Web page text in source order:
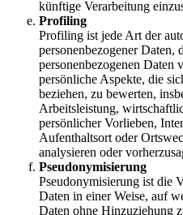
künftige Verarbeitung
Profiling
Profiling ist jede Art der
personenbezogener Daten,
personenbezogenen Daten
persönliche Aspekte, die
beziehen, zu bewerten,
Arbeitsleistung,
persönlicher Vorlieben,
Aufenthaltsort oder
analysieren oder
Pseudonymisierung
Pseudonymisierung ist die
Daten in einer Weise, auf
Daten ohne Hinzuziehung